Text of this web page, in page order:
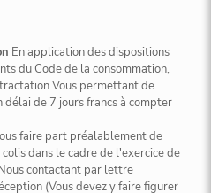
En application des dispositions
du Code de la consommation,
Vous permettant de
délai de 7 jours francs à compter
faire part préalablement de
dans le cadre de l'exercice de
contactant par lettre
(Vous devez y faire figurer